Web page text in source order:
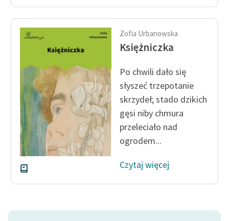
niepełnosprawnościami
Feministyczne inspiracje.
Popularyzacja
skandynawskiej literatury
feministycznej
Ręce pełne poezji
Kolekcje edukacyjne
twórców przechodzących
do domeny publicznej,
lektur szkolnych oraz
Starego Testamentu
Odkurzamy bohaterów
Zofia Urbanowska
Księżniczka
Po chwili dało się
słyszeć trzepotanie
skrzydeł; stado dzikich
gęsi niby chmura
przeleciało nad
ogrodem...
Czytaj więcej